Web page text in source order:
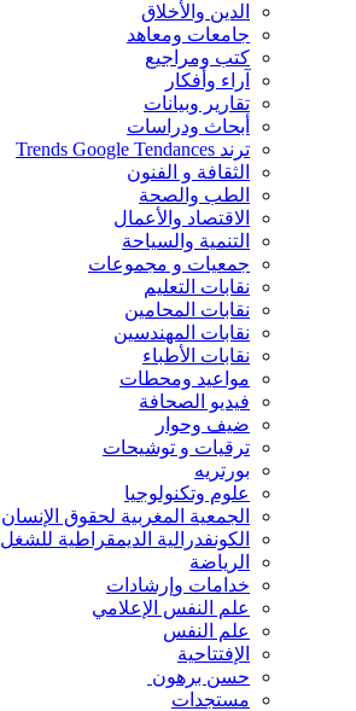
الدين والأخلاق
جامعات ومعاهد
كتب ومراجيع
آراء وأفكار
تقارير وبيانات
أبحاث ودراسات
ترند Trends Google Tendances
الثقافة و الفنون
الطب والصحة
الاقتصاد والأعمال
التنمية والسياحة
جمعيات و مجموعات
نقابات التعليم
نقابات المحامين
نقابات المهندسين
نقابات الأطباء
مواعيد ومحطات
فيديو الصحافة
ضيف وحوار
ترقيات و توشيحات
بورتريه
علوم وتكنولوجيا
الجمعية المغربية لحقوق الإنسان
الكونفدرالية الديمقراطية للشغل
الرياضة
خدامات وإرشادات
علم النفس الإعلامي
علم النفس
الإفتتاحية
حسن برهون
مستجدات